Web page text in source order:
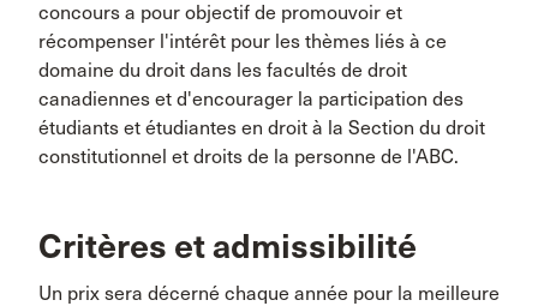
concours a pour objectif de promouvoir et
récompenser l'intérêt pour les thèmes liés à ce
domaine du droit dans les facultés de droit
canadiennes et d'encourager la participation des
étudiants et étudiantes en droit à la Section du droit
constitutionnel et droits de la personne de l'ABC.
Critères et admissibilité
Un prix sera décerné chaque année pour la meilleure